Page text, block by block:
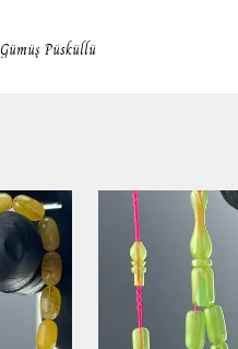
Gümüş Püsküllü